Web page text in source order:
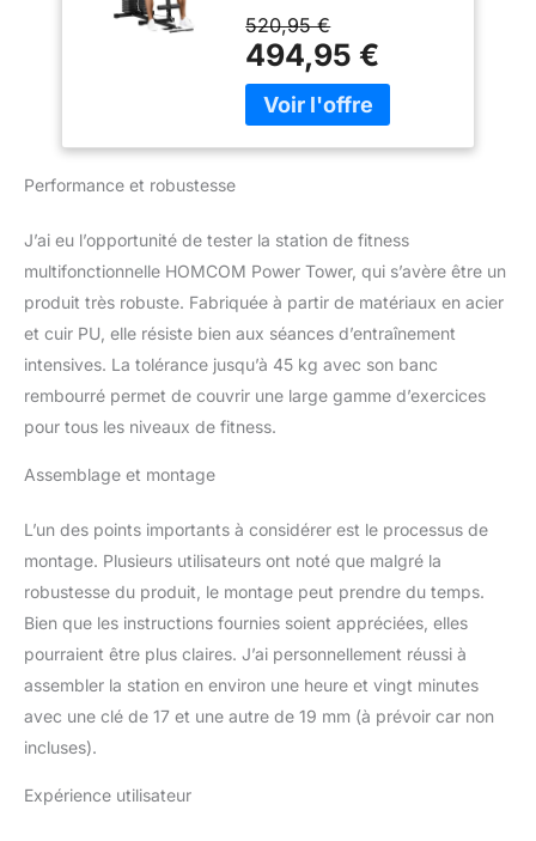
pour la maison et
l'entraînement
professionnel,
135x103x210cm
abdominaux. Notre
station de fitness vous
permet d'effectuer
différents exercices
le bras incurvé et la tige
de traction vers le bas
station de fitness
multifonction a un banc
avec un rembourrage
doux qui vous offre un
vos exercices.
est conçue pour mieux
travailler vos bras, vous
permet d'effectuer une
presse de poitrine et des
renforcer les muscles
des biceps, triceps,
pectoraux et autres
520,95 €
494,95 €
Performance et robustesse
J’ai eu l’opportunité de tester la station de fitness
multifonctionnelle HOMCOM Power Tower, qui s’avère être un
produit très robuste. Fabriquée à partir de matériaux en acier
et cuir PU, elle résiste bien aux séances d’entraînement
intensives. La tolérance jusqu’à 45 kg avec son banc
rembourré permet de couvrir une large gamme d’exercices
pour tous les niveaux de fitness.
Assemblage et montage
L’un des points importants à considérer est le processus de
montage. Plusieurs utilisateurs ont noté que malgré la
robustesse du produit, le montage peut prendre du temps.
Bien que les instructions fournies soient appréciées, elles
pourraient être plus claires. J’ai personnellement réussi à
assembler la station en environ une heure et vingt minutes
avec une clé de 17 et une autre de 19 mm (à prévoir car non
incluses).
Expérience utilisateur